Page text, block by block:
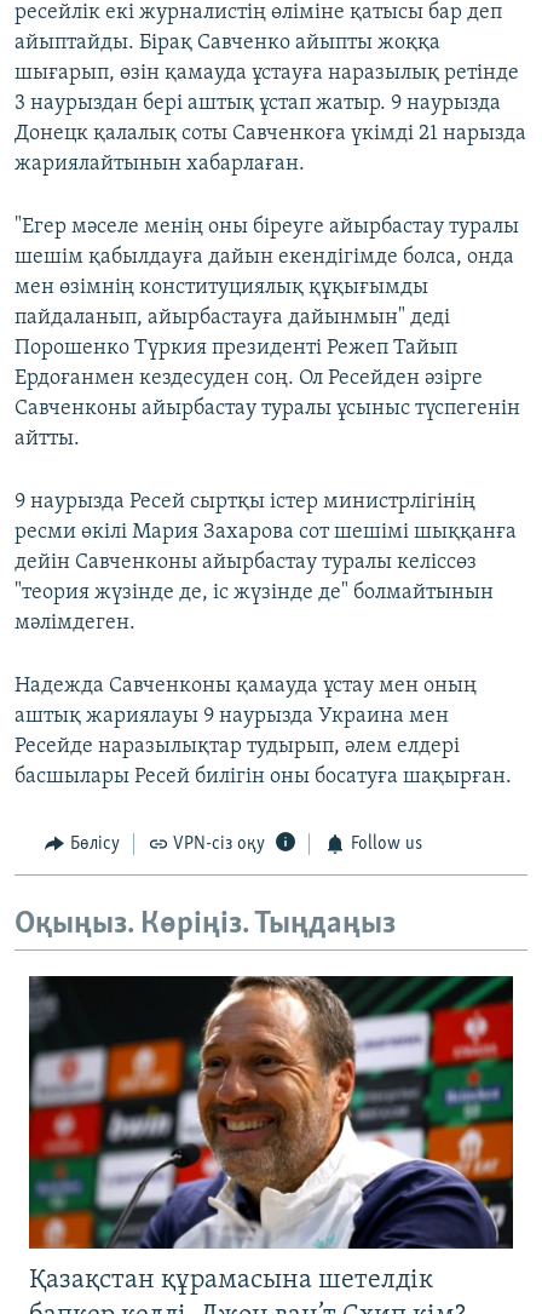
ресейлік екі журналистің өліміне қатысы бар деп
айыптайды. Бірақ Савченко айыпты жоққа
шығарып, өзін қамауда ұстауға наразылық ретінде
3 наурыздан бері аштық ұстап жатыр. 9 наурызда
Донецк қалалық соты Савченкоға үкімді 21 нарызда
жариялайтынын хабарлаған.
"Егер мәселе менің оны біреуге айырбастау туралы
шешім қабылдауға дайын екендігімде болса, онда
мен өзімнің конституциялық құқығымды
пайдаланып, айырбастауға дайынмын" деді
Порошенко Түркия президенті Режеп Тайып
Ердоғанмен кездесуден соң. Ол Ресейден әзірге
Савченконы айырбастау туралы ұсыныс түспегенін
айтты.
9 наурызда Ресей сыртқы істер министрлігінің
ресми өкілі Мария Захарова сот шешімі шыққанға
дейін Савченконы айырбастау туралы келіссөз
"теория жүзінде де, іс жүзінде де" болмайтынын
мәлімдеген.
Надежда Савченконы қамауда ұстау мен оның
аштық жариялауы 9 наурызда Украина мен
Ресейде наразылықтар тудырып, әлем елдері
басшылары Ресей билігін оны босатуға шақырған.
Бөлісу VPN-сіз оқу Follow us
Оқыңыз. Көріңіз. Тыңдаңыз
Қазақстан құрамасына шетелдік